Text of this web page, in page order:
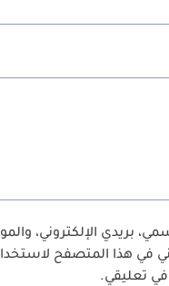
بريدي الإلكتروني،
في هذا المتصفح
في تعليقي.